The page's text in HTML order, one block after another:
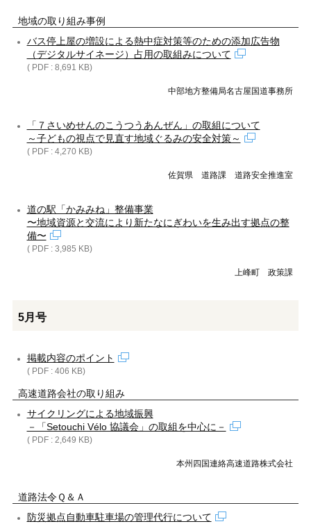
地域の取り組み事例
バス停上屋の増設による熱中症対策等のための添加広告物
（デジタルサイネージ）占用の取組みについて
( PDF : 8,691 KB)
中部地方整備局名古屋国道事務所
「７さいめせんのこうつうあんぜん」の取組について
～子どもの視点で見直す地域ぐるみの安全対策～
( PDF : 4,270 KB)
佐賀県 道路課 道路安全推進室
道の駅「かみみね」整備事業
〜地域資源と交流により新たなにぎわいを生み出す拠点の整
備〜
( PDF : 3,985 KB)
上峰町 政策課
5月号
掲載内容のポイント
( PDF : 406 KB)
高速道路会社の取り組み
サイクリングによる地域振興
－「Setouchi Vélo 協議会」の取組を中心に－
( PDF : 2,649 KB)
本州四国連絡高速道路株式会社
道路法令Ｑ＆Ａ
防災拠点自動車駐車場の管理代行について